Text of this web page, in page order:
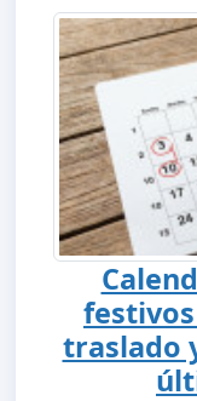
traslado